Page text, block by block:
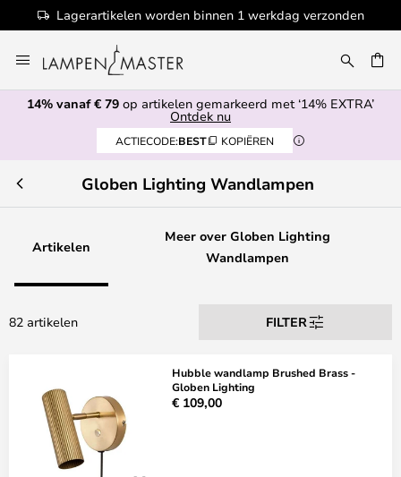
verzonden 100+ designermerken
naar
de
inhoud
14% vanaf € 79 op artikelen gemarkeerd met ‘14% EXTRA’
Ontdek nu
ACTIECODE:BEST KOPIËREN
Globen Lighting Wandlampen
Artikelen
Meer over Globen Lighting
Wandlampen
82 artikelen FILTER
Hubble wandlamp Brushed Brass -
Globen Lighting
€ 109,00